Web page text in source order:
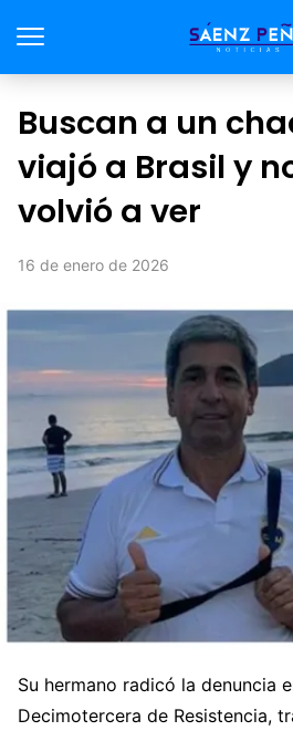
Buscan a un
viajó a Brasil y
volvió a ver
16 de enero de 2026
Su hermano radicó la denuncia
Decimotercera de Resistencia,